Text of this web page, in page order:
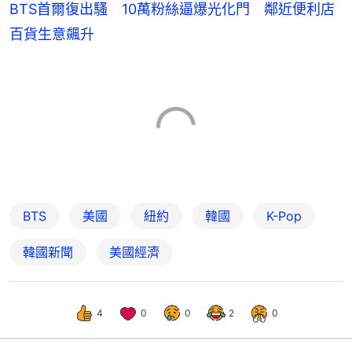
BTS首爾復出騷 10萬粉絲逼爆光化門 鄰近便利店
百貨生意飆升
BTS 美國 紐約 韓國 K-Pop
韓國新聞 美國經濟
4 0 0 2 0